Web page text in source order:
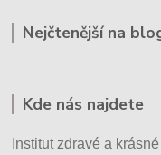
Nejčtenější na
Kde nás najdete
Institut zdravé a